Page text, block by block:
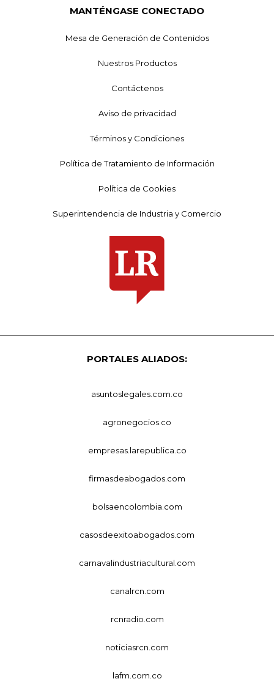
MANTÉNGASE CONECTADO
Mesa de Generación de Contenidos
Nuestros Productos
Contáctenos
Aviso de privacidad
Términos y Condiciones
Política de Tratamiento de Información
Política de Cookies
Superintendencia de Industria y Comercio
PORTALES ALIADOS:
asuntoslegales.com.co
agronegocios.co
empresas.larepublica.co
firmasdeabogados.com
bolsaencolombia.com
casosdeexitoabogados.com
carnavalindustriacultural.com
canalrcn.com
rcnradio.com
noticiasrcn.com
lafm.com.co